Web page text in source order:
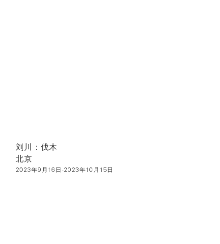
刘川：伐木
北京
2023年9月16日-2023年10月15日